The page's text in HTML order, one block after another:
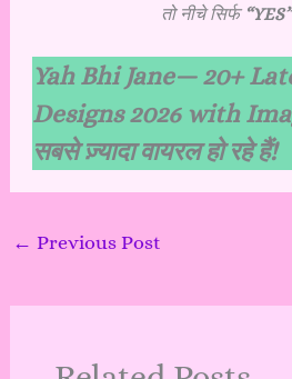
तो नीचे सिर्फ “YES”
Yah Bhi Jane—20+
Designs 2026 with
सबसे ज़्यादा वायरल हो रहे हैं!
← Previous Post